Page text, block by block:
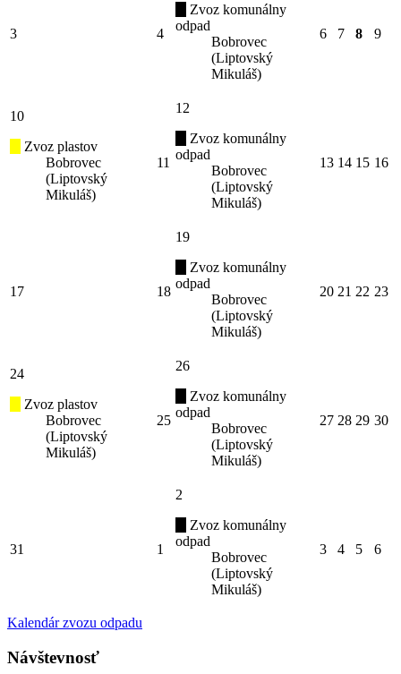
3 4
Zvoz komunálny
odpad
Bobrovec
(Liptovský
Mikuláš)
6 7 8 9
10
Zvoz plastov
Bobrovec
(Liptovský
Mikuláš)
11
12
Zvoz komunálny
odpad
Bobrovec
(Liptovský
Mikuláš)
13 14 15 16
17 18
19
Zvoz komunálny
odpad
Bobrovec
(Liptovský
Mikuláš)
20 21 22 23
24
Zvoz plastov
Bobrovec
(Liptovský
Mikuláš)
25
26
Zvoz komunálny
odpad
Bobrovec
(Liptovský
Mikuláš)
27 28 29 30
31 1
2
Zvoz komunálny
odpad
Bobrovec
(Liptovský
Mikuláš)
3 4 5 6
Kalendár zvozu odpadu
Návštevnosť